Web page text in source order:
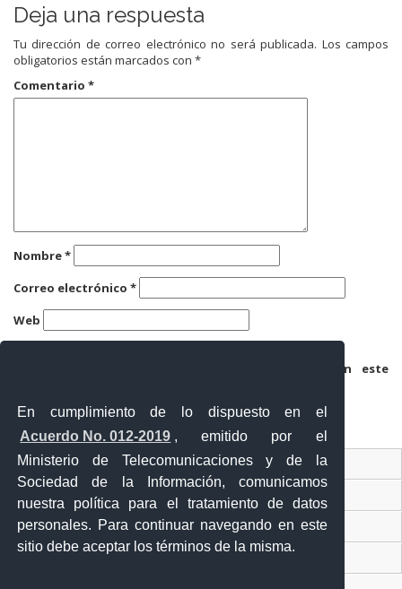
En cumplimiento de lo dispuesto en el
Acuerdo No. 012-2019 , emitido por el
Ministerio de Telecomunicaciones y de la
Sociedad de la Información, comunicamos
nuestra política para el tratamiento de datos
personales. Para continuar navegando en este
sitio debe aceptar los términos de la misma.
Deja una respuesta
Tu dirección de correo electrónico no será publicada. Los campos
obligatorios están marcados con *
Comentario *
Nombre*
Correo electrónico *
Web
Guarda mi nombre, correo electrónico y web en este
Ventanilla Única Virtual
Ventanilla Única de Comercio Exterior
Gobierno Abierto